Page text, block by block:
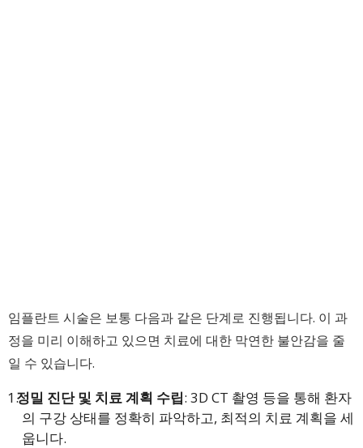
임플란트 시술은 보통 다음과 같은 단계로 진행됩니다. 이 과
정을 미리 이해하고 있으면 치료에 대한 막연한 불안감을 줄
일 수 있습니다.
정밀 진단 및 치료 계획 수립: 3D CT 촬영 등을 통해 환자
의 구강 상태를 정확히 파악하고, 최적의 치료 계획을 세
웁니다.